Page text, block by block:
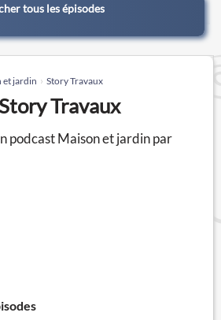
tous les épisodes
et jardin Story Travaux
Travaux
podcast Maison et jardin par